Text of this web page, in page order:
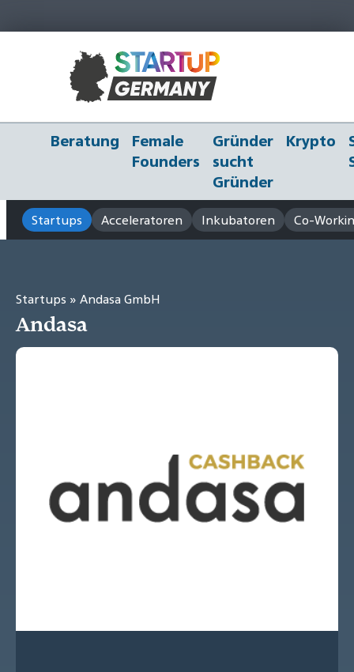
Beratung
Female
Founders
Gründer
sucht
Gründer
Krypto
Startups Acceleratoren Inkubatoren Co-
Startups » Andasa GmbH
Andasa